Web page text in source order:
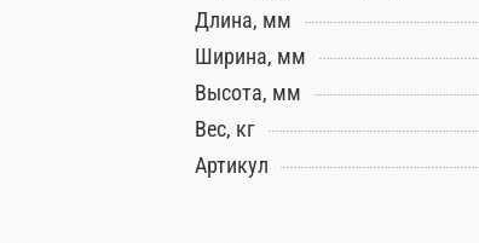
Длина, мм
Ширина, мм
Высота, мм
Вес, кг
Артикул